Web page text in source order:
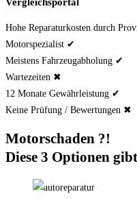
Hohe Reparaturkosten durch
Motorspezialist ✔
Meistens Fahrzeugabholung ✔
Wartezeiten ✖
12 Monate Gewährleistung ✔
Keine Prüfung / Bewertungen ✖
Motorschaden ?!
Diese 3 Optionen